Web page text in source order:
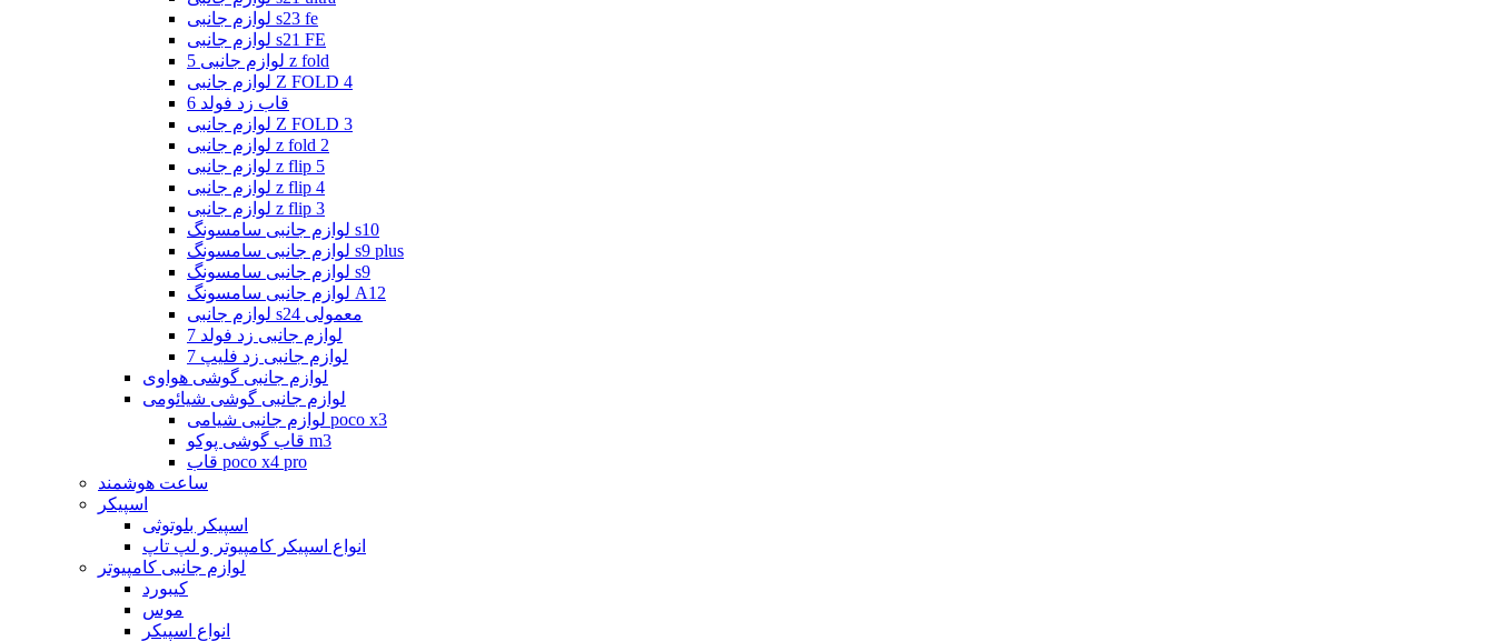
لوازم جانبی s23 fe
لوازم جانبی s21 FE
لوازم جانبی 5 z fold
لوازم جانبی Z FOLD 4
قاب زد فولد 6
لوازم جانبی Z FOLD 3
لوازم جانبی z fold 2
لوازم جانبی z flip 5
لوازم جانبی z flip 4
لوازم جانبی z flip 3
لوازم جانبی سامسونگ s10
لوازم جانبی سامسونگ s9 plus
لوازم جانبی سامسونگ s9
لوازم جانبی سامسونگ A12
لوازم جانبی s24 معمولی
لوازم جانبی زد فولد 7
لوازم جانبی زد فلیپ 7
لوازم جانبی گوشی هواوی
لوازم جانبی گوشی شیائومی
لوازم جانبی شیامی poco x3
قاب گوشی پوکو m3
قاب poco x4 pro
ساعت هوشمند
اسپیکر
اسپیکر بلوتوثی
انواع اسپیکر کامپیوتر و لپ تاپ
لوازم جانبی کامپیوتر
کیبورد
موس
انواع اسپیکر